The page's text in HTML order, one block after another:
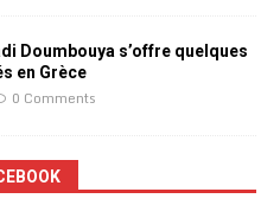
Doumbouya s’offre quelques
en Grèce
0 Comments